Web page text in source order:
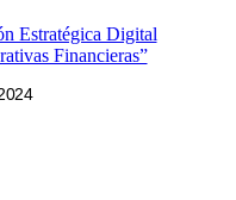
Estratégica Digital
Financieras”